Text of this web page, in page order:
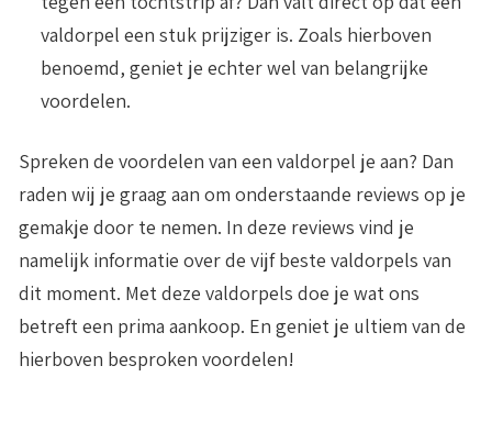
valdorpel een stuk prijziger is. Zoals hierboven
benoemd, geniet je echter wel van belangrijke
voordelen.
Spreken de voordelen van een valdorpel je aan? Dan
raden wij je graag aan om onderstaande reviews op je
gemakje door te nemen. In deze reviews vind je
namelijk informatie over de vijf beste valdorpels van
dit moment. Met deze valdorpels doe je wat ons
betreft een prima aankoop. En geniet je ultiem van de
hierboven besproken voordelen!